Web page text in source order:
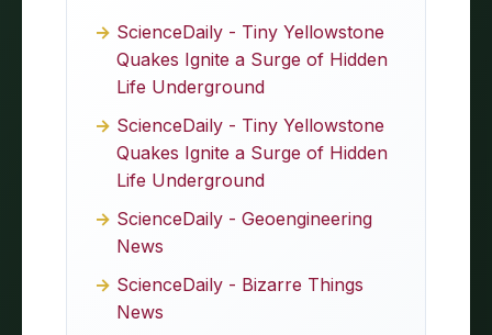
ScienceDaily - Tiny Yellowstone
Quakes Ignite a Surge of Hidden
Life Underground
ScienceDaily - Tiny Yellowstone
Quakes Ignite a Surge of Hidden
Life Underground
ScienceDaily - Geoengineering
News
ScienceDaily - Bizarre Things
News